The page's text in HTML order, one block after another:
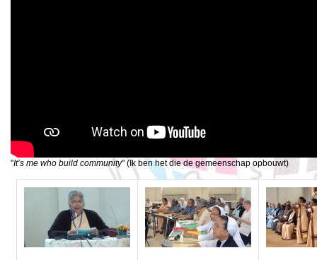
"It’s me who build community" (Ik ben het die de gemeenschap opbouwt)